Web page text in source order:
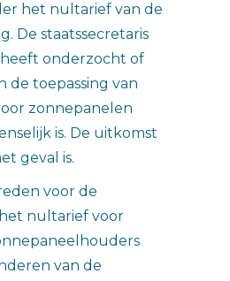
het nultarief van de
De staatssecretaris
onderzocht of
de toepassing van
zonnepanelen
is. De uitkomst
geval is.
voor de
nultarief voor
van de